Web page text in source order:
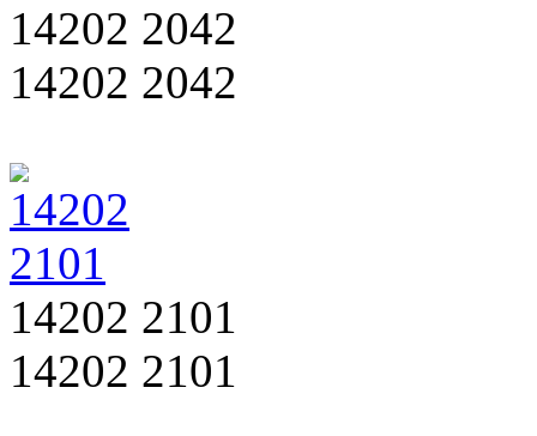
14202 2042
14202 2042
14202 2101
14202 2101